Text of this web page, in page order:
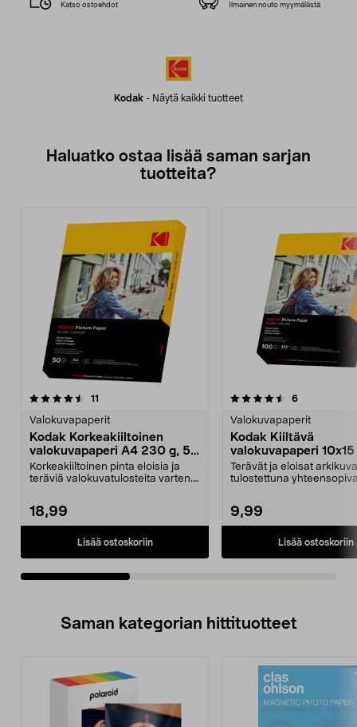
Kodak - Näytä kaikki tuotteet
Katso ostoehdot Ilmainen nouto myymälästä
Haluatko ostaa lisää saman sarjan
tuotteita?
11
Valokuvapaperit
Kodak Korkeakiiltoinen
valokuvapaperi A4 230 g, 50
arkkia
Korkeakiiltoinen pinta eloisia ja
teräviä valokuvatulosteita varten.
18,99
Lisää ostoskoriin
4.5viidestä
6arvostelut
Valokuvapaperit
Kodak Kiiltävä
valokuvapaperi 10x15
230 g, 100 arkkia
Terävät ja eloisat
tulostettuna
9,99
Lisää ostoskoriin
4.5viidestä
Saman kategorian hittituotteet